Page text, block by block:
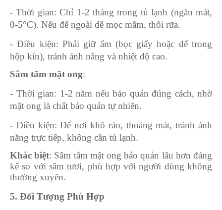
- Thời gian: Chỉ 1-2 tháng trong tủ lạnh (ngăn mát,
0-5°C). Nếu để ngoài dễ mọc mầm, thối rữa.
- Điều kiện: Phải giữ ẩm (bọc giấy hoặc để trong
hộp kín), tránh ánh nắng và nhiệt độ cao.
Sâm tẩm mật ong:
- Thời gian: 1-2 năm nếu bảo quản đúng cách, nhờ
mật ong là chất bảo quản tự nhiên.
- Điều kiện: Để nơi khô ráo, thoáng mát, tránh ánh
nắng trực tiếp, không cần tủ lạnh.
Khác biệt: Sâm tẩm mật ong bảo quản lâu hơn đáng
kể so với sâm tươi, phù hợp với người dùng không
thường xuyên.
5. Đối Tượng Phù Hợp